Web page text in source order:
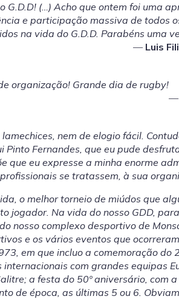
G.D.D! (…) Acho que ontem foi uma
e participação massiva de todos
na vida do G.D.D. Parabéns uma
Luis
organização! Grande dia de rugby!
lamechices, nem de elogio fácil.
Pinto Fernandes, que eu pude
que eu expresse a minha enorme
se tratassem, à sua
o melhor torneio de miúdos que
jogador. Na vida do nosso GDD,
nosso complexo desportivo de
e os vários eventos que
em que incluo a comemoração do
com grandes equipas
a festa do 50º aniversário, com
de época, as últimas 5 ou 6.